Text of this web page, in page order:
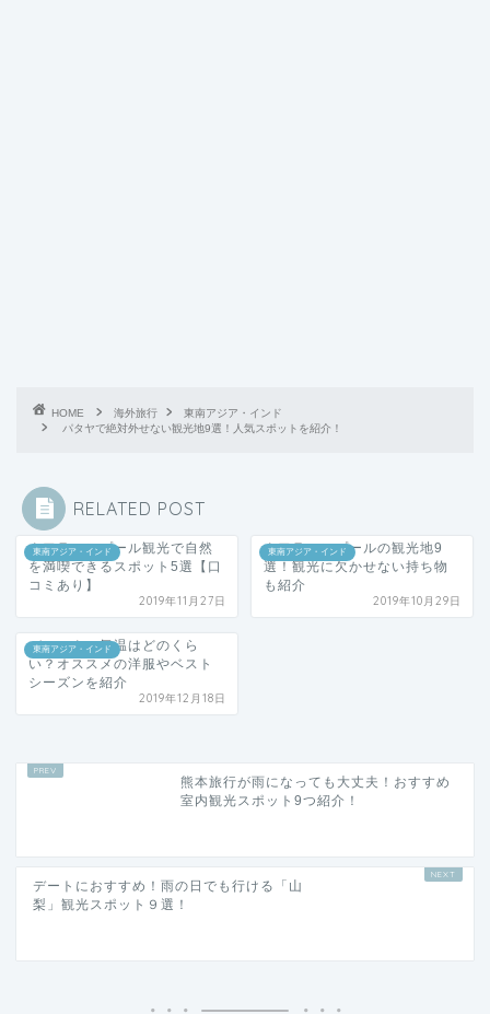
HOME 海外旅行
東南アジア・インド
パタヤで絶対外せない観光地9選！人気スポットを紹介！
RELATED POST
東南アジア・インド
クアラルンプール観光で自然
を満喫できるスポット5選【口
コミあり】
2019年11月27日
東南アジア・インド
クアラルンプールの観光地9
選！観光に欠かせない持ち物
も紹介
2019年10月29日
東南アジア・インド
バンコクの気温はどのくら
い？オススメの洋服やベスト
シーズンを紹介
2019年12月18日
熊本旅行が雨になっても大丈夫！おすすめ
室内観光スポット9つ紹介！
デートにおすすめ！雨の日でも行ける「山
梨」観光スポット９選！